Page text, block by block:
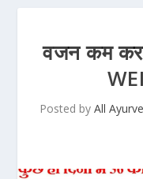
वजन कम
Posted by All